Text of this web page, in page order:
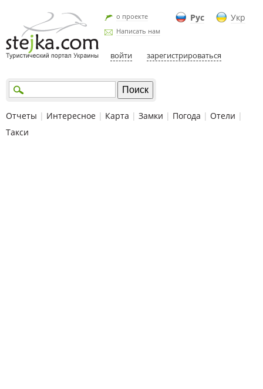
Рус Укр
о проекте
Написать нам
войти зарегистрироваться
Отчеты | Интересное | Карта | Замки | Погода | Отели |
Такси